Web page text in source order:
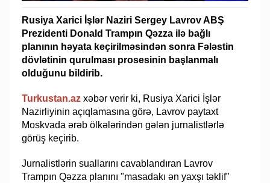
Rusiya Xarici İşlər Naziri Sergey Lavrov ABŞ
Prezidenti Donald Trampın Qəzza ilə bağlı
planının həyata keçirilməsindən sonra Fələstin
dövlətinin qurulması prosesinin başlanmalı
olduğunu bildirib.
Turkustan.az xəbər verir ki, Rusiya Xarici İşlər
Nazirliyinin açıqlamasına görə, Lavrov paytaxt
Moskvada ərəb ölkələrindən gələn jurnalistlərlə
görüş keçirib.
Jurnalistlərin suallarını cavablandıran Lavrov
Trampın Qəzza planını "masadakı ən yaxşı təklif"